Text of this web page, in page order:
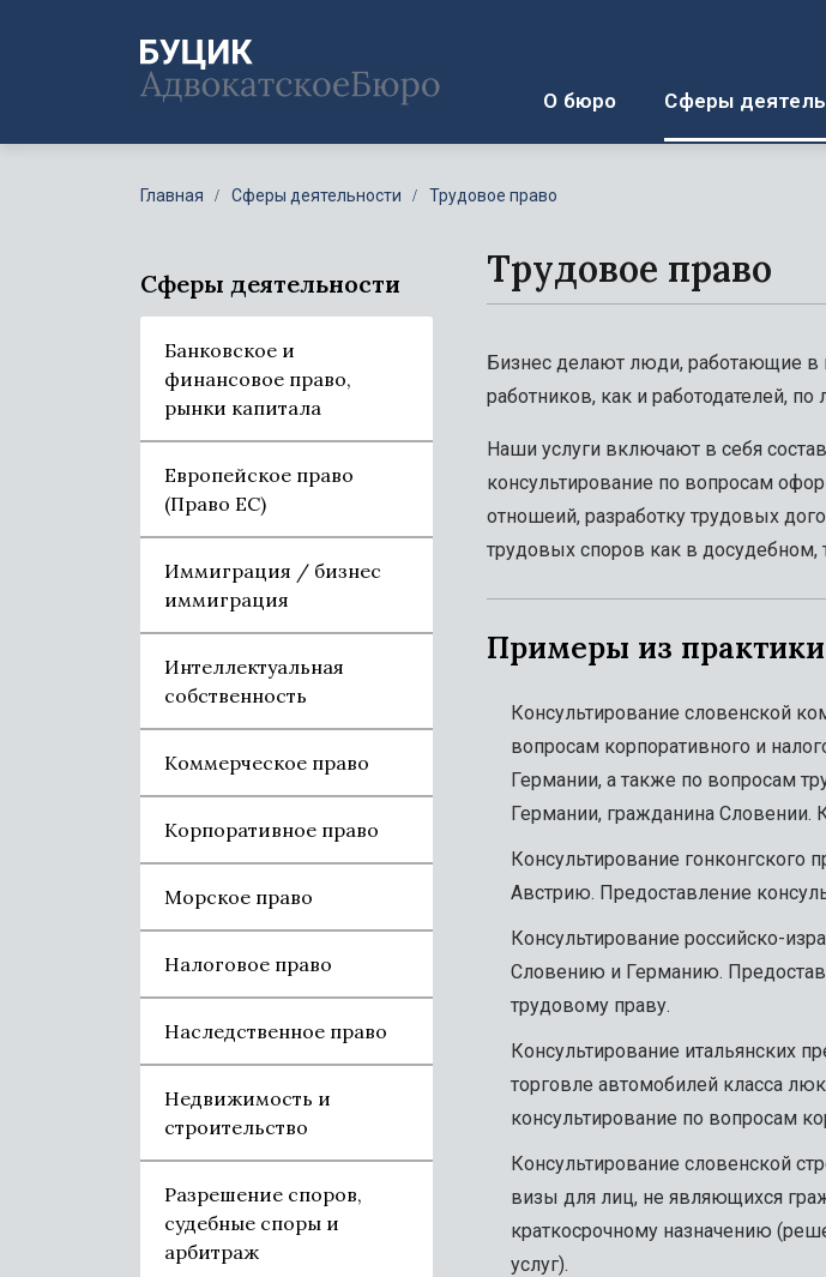
О бюро Сферы
Главная Сферы деятельности Трудовое право
Сферы деятельности
Банковское и
финансовое право,
рынки капитала
Европейское право
(Право ЕС)
Иммиграция / бизнес
иммиграция
Интеллектуальная
собственность
Коммерческое право
Корпоративное право
Морское право
Налоговое право
Наследственное право
Недвижимость и
строительство
Разрешение споров,
судебные споры и
арбитраж
Трудовое право
Бизнес делают люди, работающие в
работников, как и работодателей,
Наши услуги включают в себя
консультирование по вопросам
отношеий, разработку трудовых
трудовых споров как в досудебном,
Примеры из
Консультирование словенской
вопросам корпоративного и
Германии, а также по вопросам
Германии, гражданина Словении.
Консультирование
Австрию. Предоставление
Консультирование российско-
Словению и Германию.
трудовому праву.
Консультирование итальянских
торговле автомобилей класса
консультирование по вопросам
Консультирование словенской
визы для лиц, не являющихся
краткосрочному назначению
услуг).